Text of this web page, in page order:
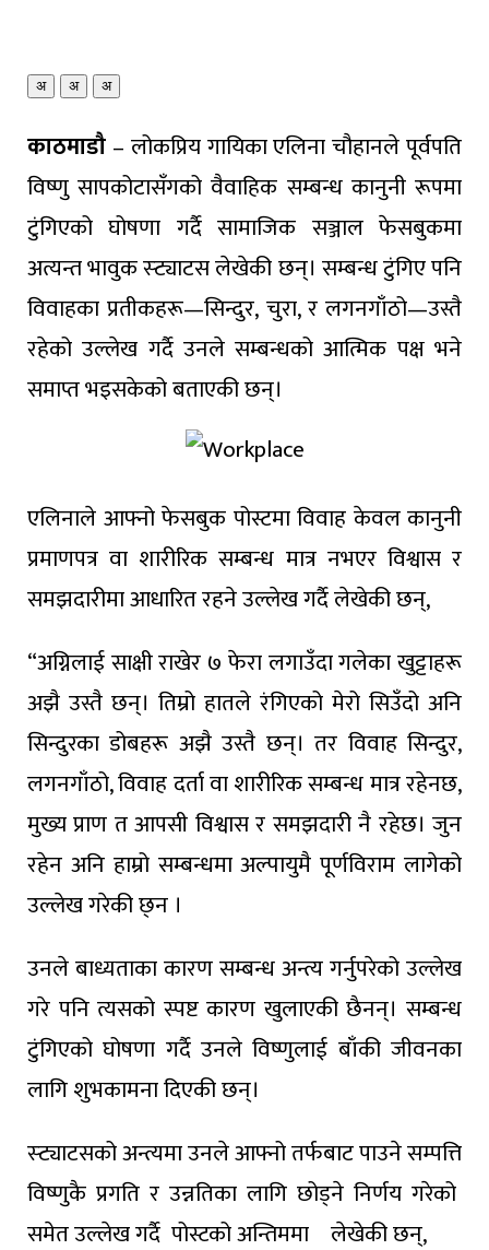
अ अ अ
काठमाडौ – लोकप्रिय गायिका एलिना चौहानले पूर्वपति
विष्णु सापकोटासँगको वैवाहिक सम्बन्ध कानुनी रूपमा
टुंगिएको घोषणा गर्दै सामाजिक सञ्जाल फेसबुकमा
अत्यन्त भावुक स्ट्याटस लेखेकी छन्। सम्बन्ध टुंगिए पनि
विवाहका प्रतीकहरू—सिन्दुर, चुरा, र लगनगाँठो—उस्तै
रहेको उल्लेख गर्दै उनले सम्बन्धको आत्मिक पक्ष भने
समाप्त भइसकेको बताएकी छन्।
एलिनाले आफ्नो फेसबुक पोस्टमा विवाह केवल कानुनी
प्रमाणपत्र वा शारीरिक सम्बन्ध मात्र नभएर विश्वास र
समझदारीमा आधारित रहने उल्लेख गर्दै लेखेकी छन्,
“अग्निलाई साक्षी राखेर ७ फेरा लगाउँदा गलेका खुट्टाहरू
अझै उस्तै छन्। तिम्रो हातले रंगिएको मेरो सिउँदो अनि
सिन्दुरका डोबहरू अझै उस्तै छन्। तर विवाह सिन्दुर,
लगनगाँठो, विवाह दर्ता वा शारीरिक सम्बन्ध मात्र रहेनछ,
मुख्य प्राण त आपसी विश्वास र समझदारी नै रहेछ। जुन
रहेन अनि हाम्रो सम्बन्धमा अल्पायुमै पूर्णविराम लागेको
उल्लेख गरेकी छ्न ।
उनले बाध्यताका कारण सम्बन्ध अन्त्य गर्नुपरेको उल्लेख
गरे पनि त्यसको स्पष्ट कारण खुलाएकी छैनन्। सम्बन्ध
टुंगिएको घोषणा गर्दै उनले विष्णुलाई बाँकी जीवनका
लागि शुभकामना दिएकी छन्।
स्ट्याटसको अन्त्यमा उनले आफ्नो तर्फबाट पाउने सम्पत्ति
विष्णुकै प्रगति र उन्नतिका लागि छोड्ने निर्णय गरेको
समेत उल्लेख गर्दै पोस्टको अन्तिममा लेखेकी छन्,